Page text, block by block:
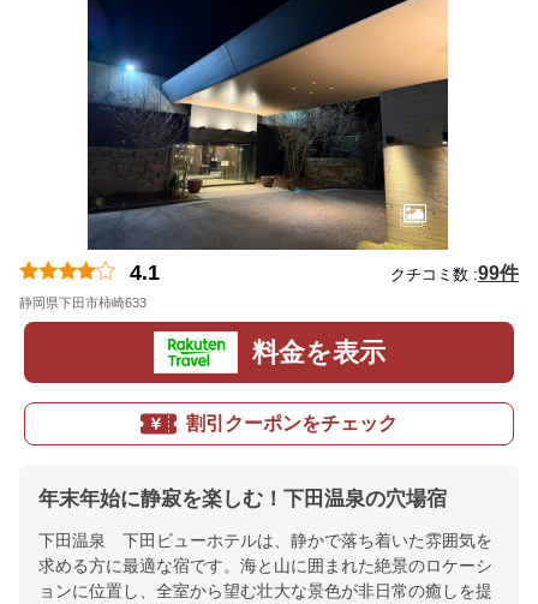
4.1 クチコミ数 :99件
静岡県下田市柿崎633
料金を表示
割引クーポンをチェック
年末年始に静寂を楽しむ！下田温泉の穴場宿
下田温泉 下田ビューホテルは、静かで落ち着いた雰囲気を
求める方に最適な宿です。海と山に囲まれた絶景のロケーシ
ョンに位置し、全室から望む壮大な景色が非日常の癒しを提